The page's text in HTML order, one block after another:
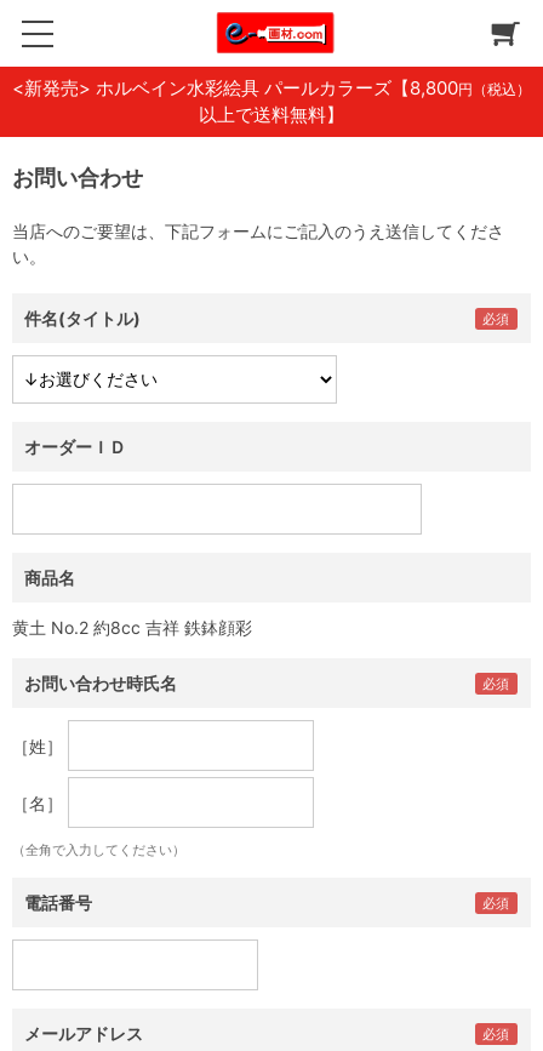
<新発売> ホルベイン水彩絵具 パールカラーズ 【8,800円（税込）
以上で送料無料】
お問い合わせ
当店へのご要望は、下記フォームにご記入のうえ送信してくださ
い。
件名(タイトル)
オーダーＩＤ
商品名
黄土 No.2 約8cc 吉祥 鉄鉢顔彩
お問い合わせ時氏名
［姓］
［名］
（全角で入力してください）
電話番号
メールアドレス